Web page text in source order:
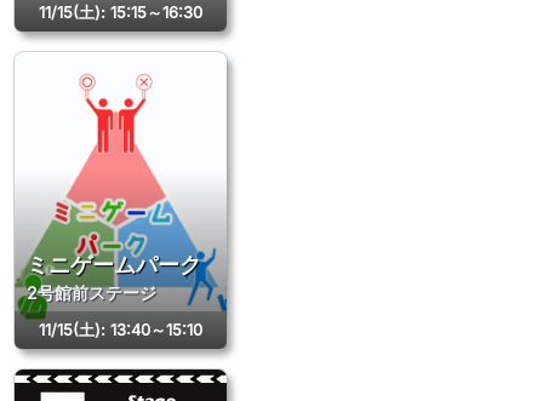
11/15(土):15:15～16:30
ミニゲームパーク
2号館前ステージ
11/15(土):13:40～15:10